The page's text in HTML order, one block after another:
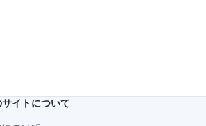
サイトについて